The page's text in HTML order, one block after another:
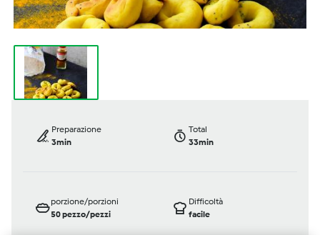
Preparazione
3min
Total
33min
porzione/porzioni
50pezzo/pezzi
Difficoltà
facile